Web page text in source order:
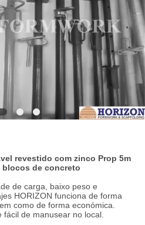
revestido com zinco Prop 5m
blocos de concreto
de carga, baixo peso e
HORIZON funciona de forma
como de forma económica.
de manusear no local.